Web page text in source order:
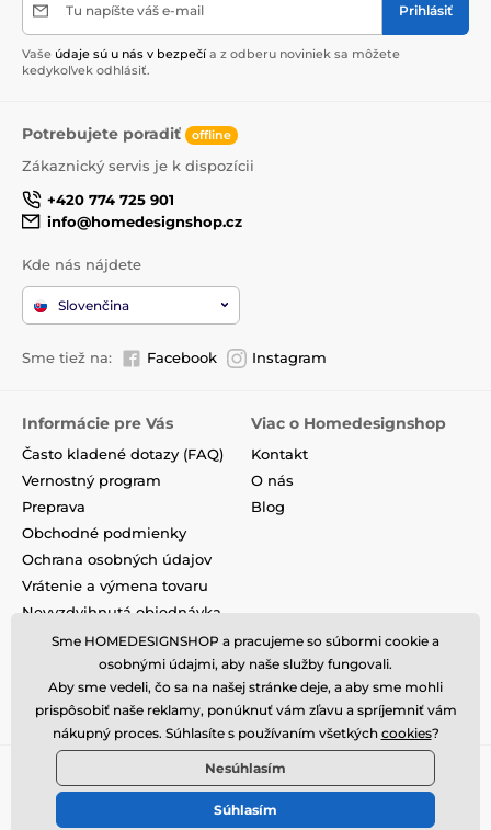
Tu napíšte váš e-mail Prihlásiť
Vaše údaje sú u nás v bezpečí a z odberu noviniek sa môžete
kedykoľvek odhlásiť.
Potrebujete poradiť offline
Zákaznický servis je k dispozícii
+420 774 725 901
info@homedesignshop.cz
Kde nás nájdete
Slovenčina
Sme tiež na: Facebook Instagram
Informácie pre Vás
Často kladené dotazy (FAQ)
Vernostný program
Preprava
Obchodné podmienky
Ochrana osobných údajov
Vrátenie a výmena tovaru
Nevyzdvihnutá objednávka
na dobierku
Podmienky akcie a zľavové
kódy
Reklamacie
Viac o Homedesignshop
Kontakt
O nás
Blog
Sme HOMEDESIGNSHOP a pracujeme so súbormi cookie a
osobnými údajmi, aby naše služby fungovali.
Aby sme vedeli, čo sa na našej stránke deje, a aby sme mohli
prispôsobiť naše reklamy, ponúknuť vám zľavu a spríjemniť vám
nákupný proces. Súhlasíte s používaním všetkých cookies?
Nesúhlasím
Súhlasím